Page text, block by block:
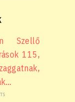
Szellő
115,